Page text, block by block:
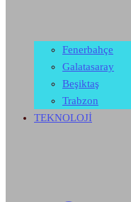
Fenerbahçe
Galatasaray
Beşiktaş
Trabzon
TEKNOLOJİ